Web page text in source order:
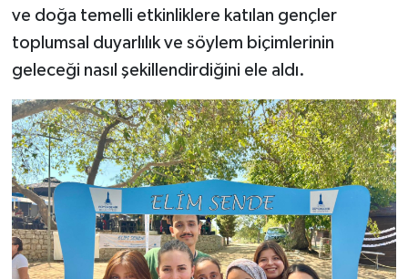
ve doğa temelli etkinliklere katılan gençler
toplumsal duyarlılık ve söylem biçimlerinin
geleceği nasıl şekillendirdiğini ele aldı.